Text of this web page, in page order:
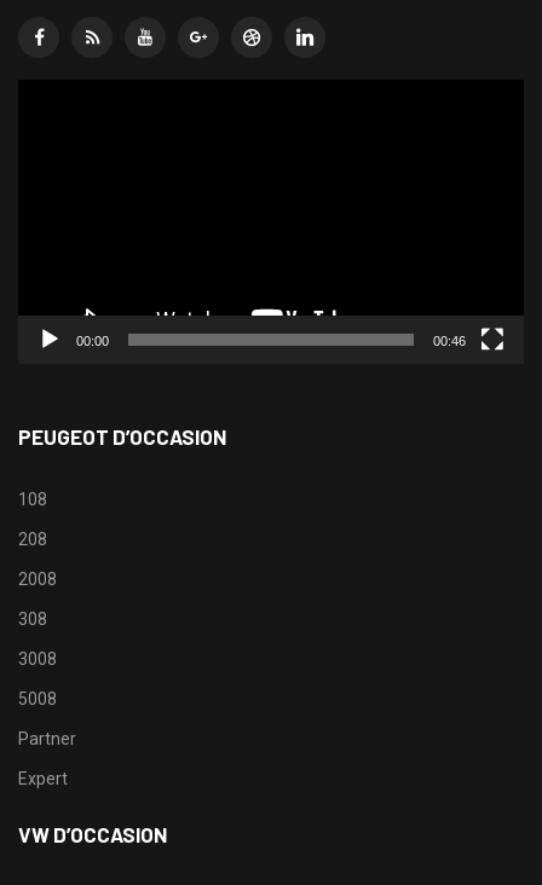
00:00 00:46
PEUGEOT D’OCCASION
108
208
2008
308
3008
5008
Partner
Expert
VW D’OCCASION